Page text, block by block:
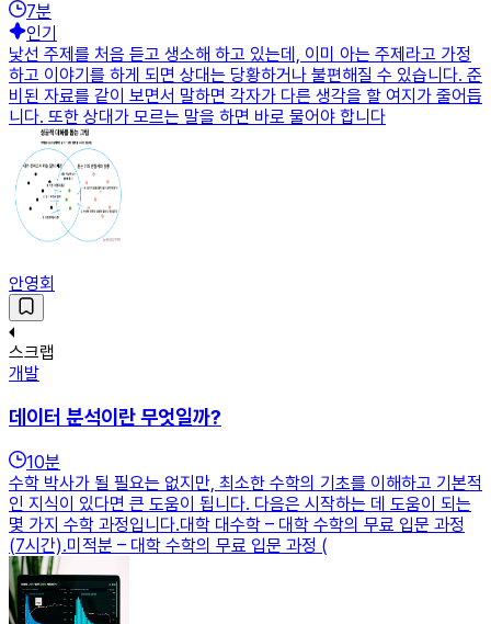
7분
인기
낯선 주제를 처음 듣고 생소해 하고 있는데, 이미 아는 주제라고 가정
하고 이야기를 하게 되면 상대는 당황하거나 불편해질 수 있습니다. 준
비된 자료를 같이 보면서 말하면 각자가 다른 생각을 할 여지가 줄어듭
니다. 또한 상대가 모르는 말을 하면 바로 물어야 합니다
안영회
스크랩
개발
데이터 분석이란 무엇일까?
10분
수학 박사가 될 필요는 없지만, 최소한 수학의 기초를 이해하고 기본적
인 지식이 있다면 큰 도움이 됩니다. 다음은 시작하는 데 도움이 되는
몇 가지 수학 과정입니다.대학 대수학 – 대학 수학의 무료 입문 과정
(7시간).미적분 – 대학 수학의 무료 입문 과정 (